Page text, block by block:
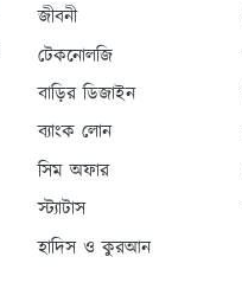
জীবনী
টেকনোলজি
বাড়ির ডিজাইন
ব্যাংক লোন
সিম অফার
স্ট্যাটাস
হাদিস ও কুরআন